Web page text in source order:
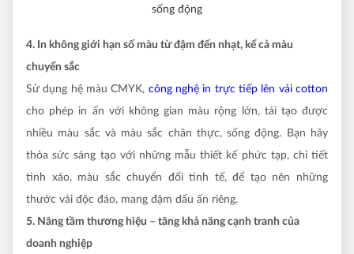
sống động
4. In không giới hạn số màu từ đậm đến nhạt, kể cả màu
chuyển sắc
Sử dụng hệ màu CMYK, công nghệ in trực tiếp lên vải cotton
cho phép in ấn với không gian màu rộng lớn, tái tạo được
nhiều màu sắc và màu sắc chân thực, sống động. Bạn hãy
thỏa sức sáng tạo với những mẫu thiết kế phức tạp, chi tiết
tinh xảo, màu sắc chuyển đổi tinh tế, để tạo nên những
thước vải độc đáo, mang đậm dấu ấn riêng.
5. Nâng tầm thương hiệu – tăng khả năng cạnh tranh của
doanh nghiệp